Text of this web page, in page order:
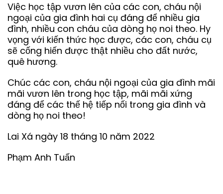
Việc học tập vươn lên của các con, cháu nội
ngoại của gia đình hai cụ đáng để nhiều gia
đình, nhiều con cháu của dòng họ noi theo. Hy
vọng với kiến thức học được, các con, cháu cụ
sẽ cống hiến được thật nhiều cho đất nước,
quê hương.
Chúc các con, cháu nội ngoại của gia đình mãi
mãi vươn lên trong học tập, mãi mãi xứng
đáng để các thế hệ tiếp nối trong gia đình và
dòng họ noi theo!
Lai Xá ngày 18 tháng 10 năm 2022
Phạm Anh Tuấn